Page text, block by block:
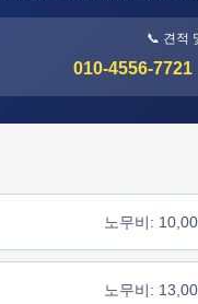
📞 견적
010-4556-7721
노무비:
노무비: